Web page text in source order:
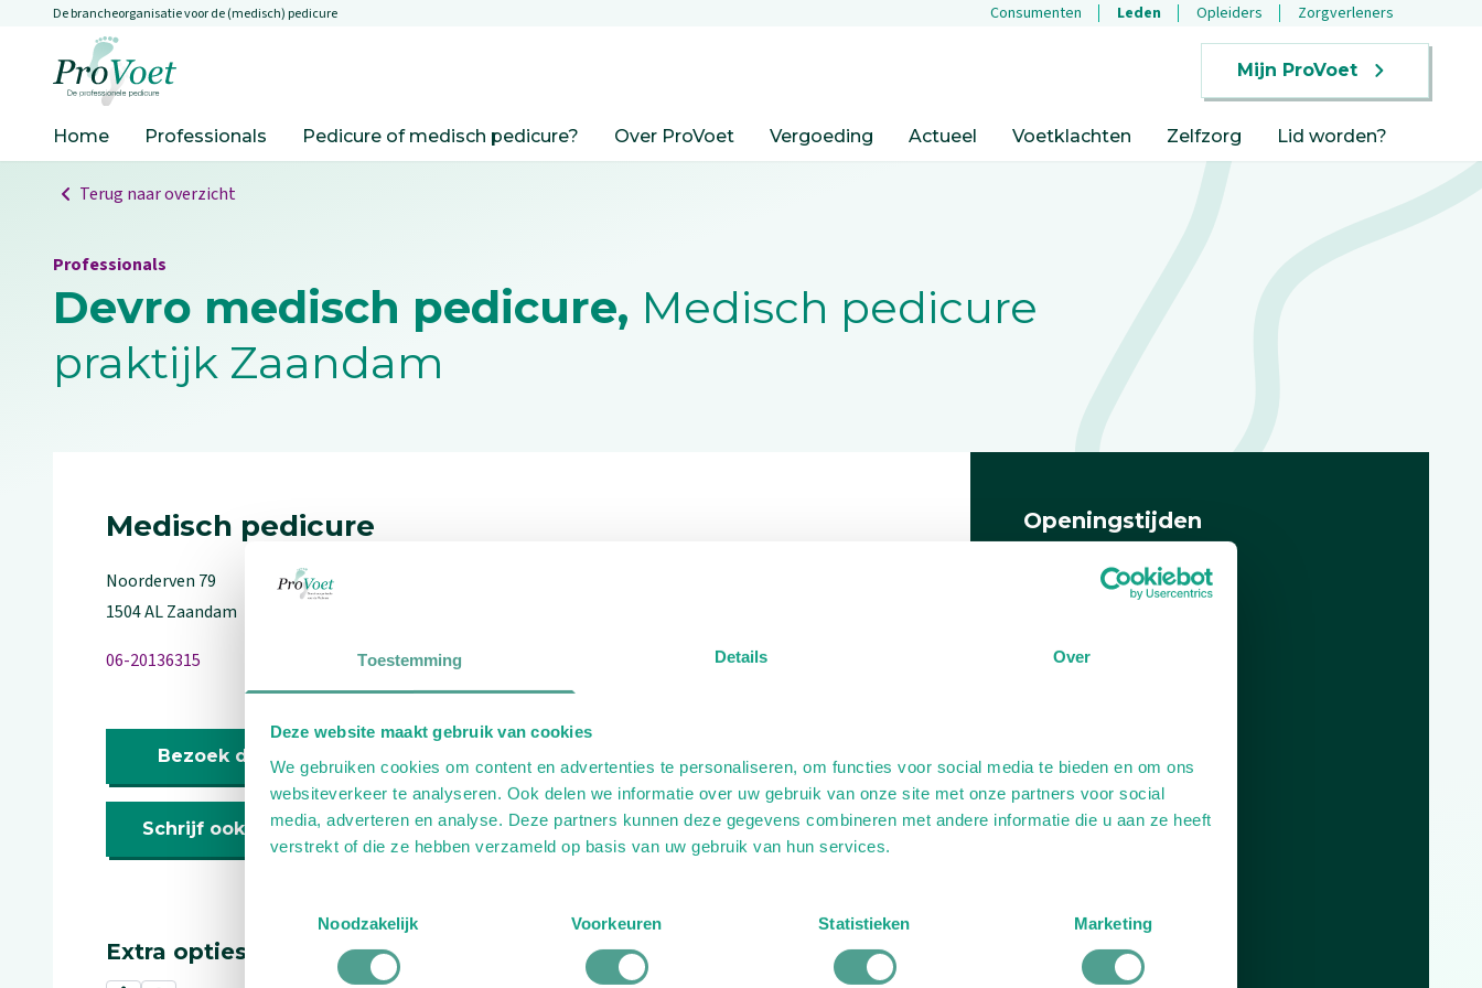
Toestemming Details Over
Deze website maakt gebruik van cookies
We gebruiken cookies om content en advertenties te personaliseren, om functies voor social media te bieden en om ons
websiteverkeer te analyseren. Ook delen we informatie over uw gebruik van onze site met onze partners voor social
media, adverteren en analyse. Deze partners kunnen deze gegevens combineren met andere informatie die u aan ze heeft
verstrekt of die ze hebben verzameld op basis van uw gebruik van hun services.
Noodzakelijk
Voorkeuren Statistieken Marketing
Overslaan en naar de inhoud gaan
De brancheorganisatie voor de (medisch) pedicure Consumenten Leden Opleiders Zorgverleners
Mijn ProVoet
Home Professionals Pedicure of medisch pedicure? Over ProVoet Vergoeding Actueel Voetklachten Zelfzorg Lid worden?
Terug naar overzicht
Professionals
Devro medisch pedicure, Medisch pedicure
praktijk Zaandam
Medisch pedicure
Noorderven 79
1504 ALZaandam
06-20136315
Bezoek de website
Schrijf ook een review
Extra opties
Openingstijden